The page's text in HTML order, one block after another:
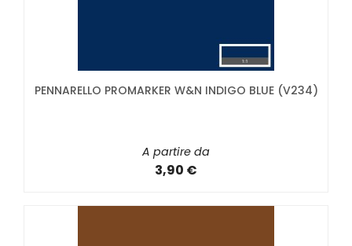
PENNARELLO PROMARKER W&N INDIGO BLUE (V234)
A partire da
3,90 €